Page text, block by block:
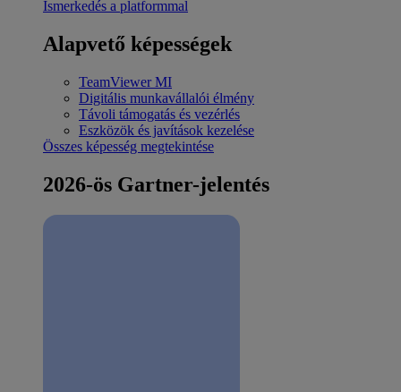
Ismerkedés a platformmal
Alapvető képességek
TeamViewer MI
Digitális munkavállalói élmény
Távoli támogatás és vezérlés
Eszközök és javítások kezelése
Összes képesség megtekintése
2026-ös Gartner-jelentés